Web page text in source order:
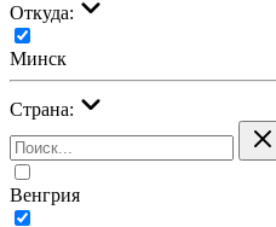
Откуда:
Минск
Страна:
Венгрия